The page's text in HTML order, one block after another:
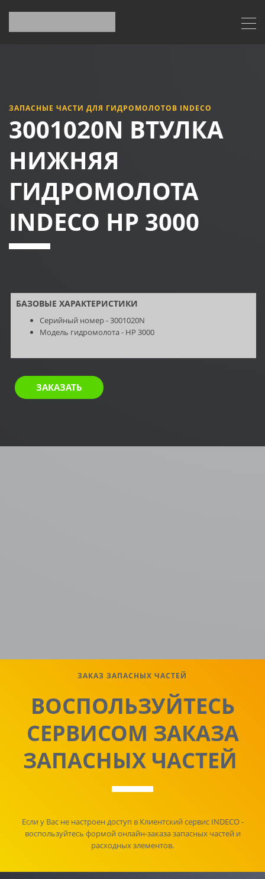
ЗАПАСНЫЕ ЧАСТИ ДЛЯ ГИДРОМОЛОТОВ INDECO
3001020N ВТУЛКА
НИЖНЯЯ
ГИДРОМОЛОТА
INDECO HP 3000
БАЗОВЫЕ ХАРАКТЕРИСТИКИ
Серийный номер - 3001020N
Модель гидромолота - HP 3000
ЗАКАЗАТЬ
ЗАКАЗ ЗАПАСНЫХ ЧАСТЕЙ
ВОСПОЛЬЗУЙТЕСЬ
СЕРВИСОМ ЗАКАЗА
ЗАПАСНЫХ ЧАСТЕЙ
Если у Вас не настроен доступ в Клиентский сервис INDECO -
воспользуйтесь формой онлайн-заказа запасных частей и
расходных элементов.